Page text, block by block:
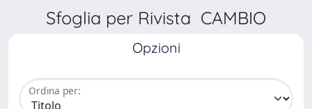
Sfoglia per Rivista CAMBIO
Opzioni
Ordina per: